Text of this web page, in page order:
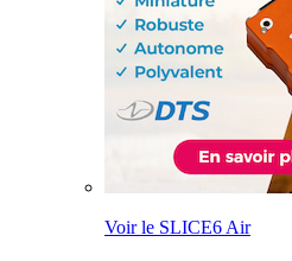
Voir le SLICE6 Air